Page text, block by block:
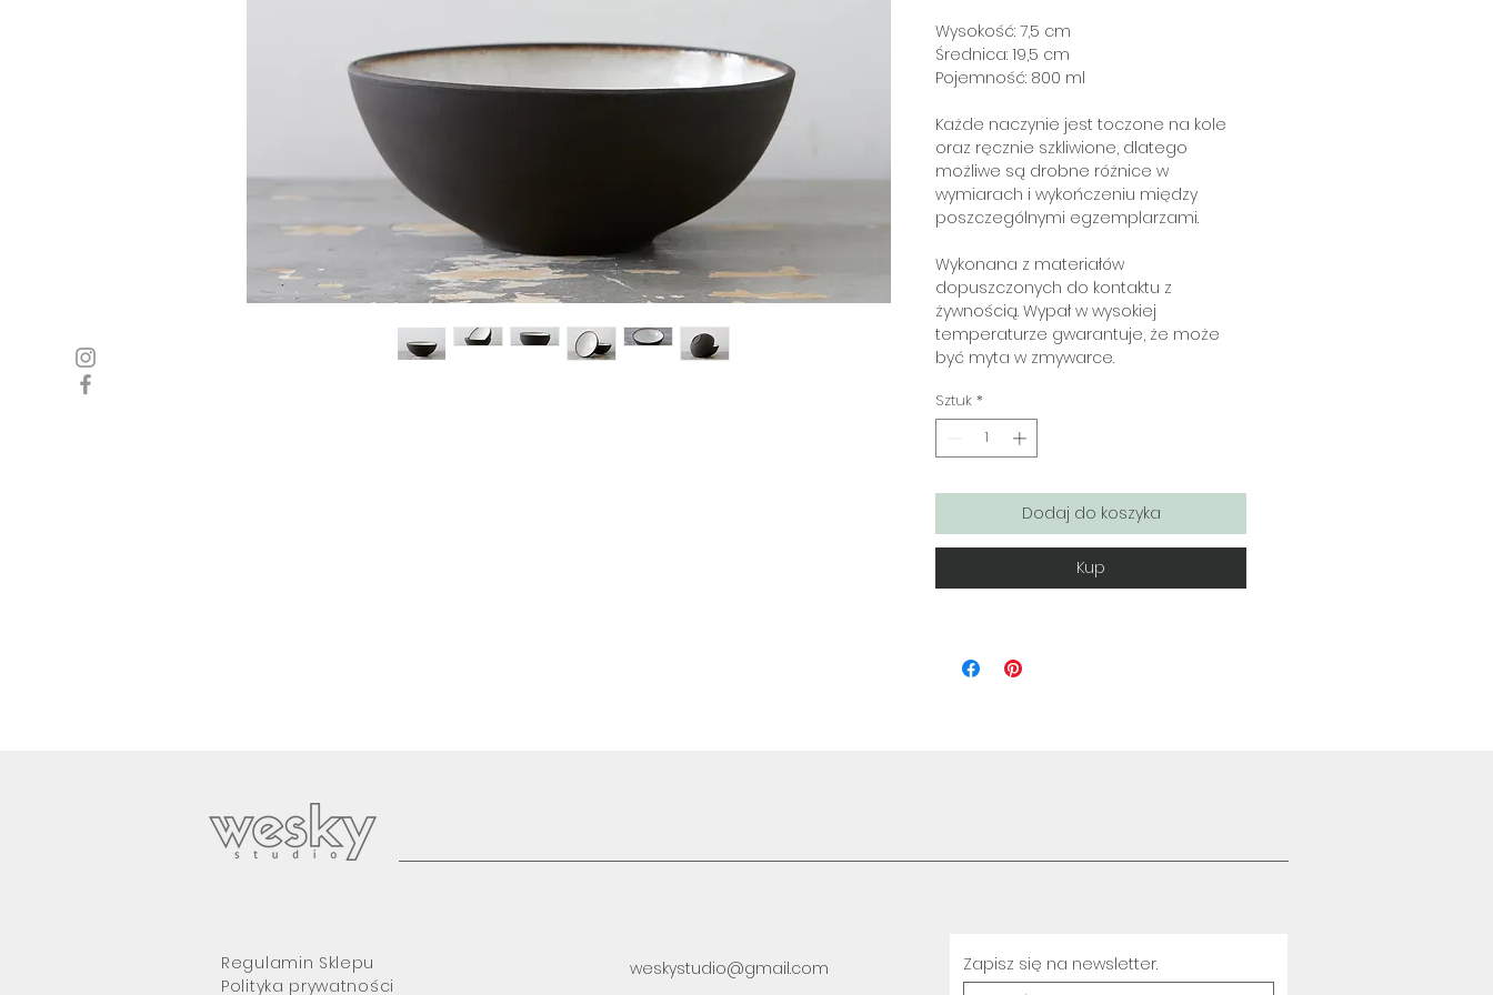
Wysokość: 7,5 cm
Średnica: 19,5 cm
Pojemność: 800 ml
Każde naczynie jest toczone na kole
oraz ręcznie szkliwione, dlatego
możliwe są drobne różnice w
wymiarach i wykończeniu między
poszczególnymi egzemplarzami.
Wykonana z materiałów
dopuszczonych do kontaktu z
żywnością. Wypał w wysokiej
temperaturze gwarantuje, że może
być myta w zmywarce.
Sztuk *
Dodaj do koszyka
Kup
Regulamin Sklepu
Polityka prywatności
weskystudio@gmail.com Zapisz się na newsletter.